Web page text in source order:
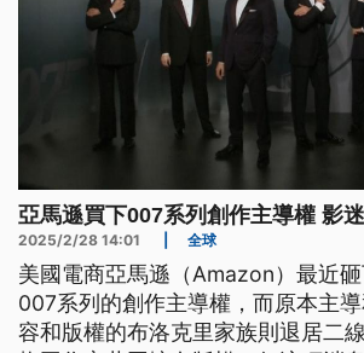
亞馬遜買下007系列創作主導權 影
2025/2/28 14:01 全球
美國電商亞馬遜（Amazon）最近
007系列的創作主導權，而原本主
容和版權的布洛克里家族則退居二